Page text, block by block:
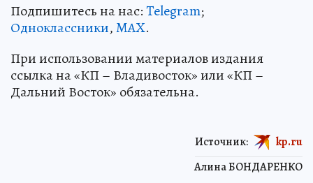
Подпишитесь на нас:Telegram;
Одноклассники,MAX.
При использовании материалов издания
ссылка на «КП – Владивосток» или «КП –
Дальний Восток» обязательна.
Алина БОНДАРЕНКО
Источник: kp.ru